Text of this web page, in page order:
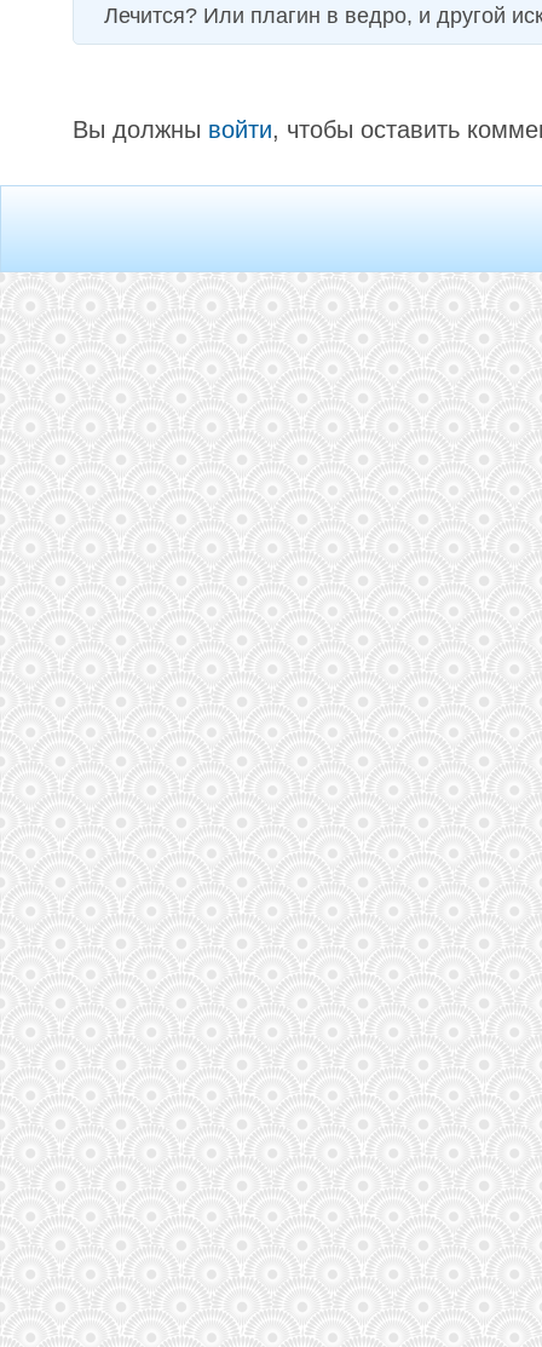
Лечится? Или плагин в ведро, и другой
Вы должны войти, чтобы оставить